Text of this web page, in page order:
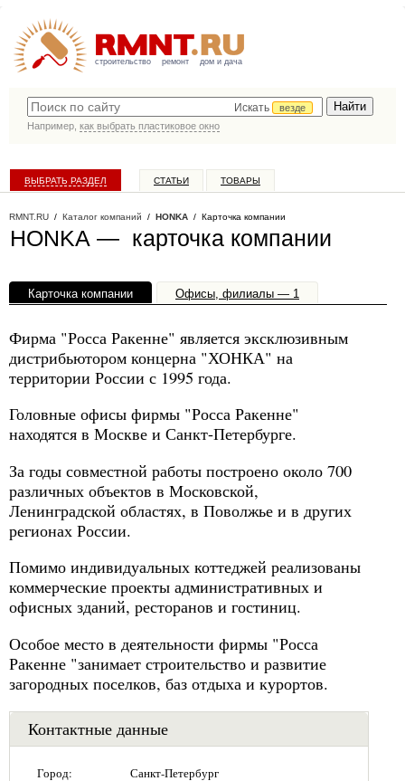
строительство ремонт дом и дача
Искать
везде
Например, как выбрать пластиковое окно
ВЫБРАТЬ РАЗДЕЛ СТАТЬИ ТОВАРЫ
RMNT.RU / Каталог компаний / HONKA / Карточка компании
HONKA — карточка компании
Карточка компании Офисы, филиалы — 1
Фирма "Росса Ракенне" является эксклюзивным
дистрибьютором концерна "ХОНКА" на
территории России с 1995 года.
Головные офисы фирмы "Росса Ракенне"
находятся в Москве и Санкт-Петербурге.
За годы совместной работы построено около 700
различных объектов в Московской,
Ленинградской областях, в Поволжье и в других
регионах России.
Помимо индивидуальных коттеджей реализованы
коммерческие проекты административных и
офисных зданий, ресторанов и гостиниц.
Особое место в деятельности фирмы "Росса
Ракенне "занимает строительство и развитие
загородных поселков, баз отдыха и курортов.
Контактные данные
Город: Санкт-Петербург